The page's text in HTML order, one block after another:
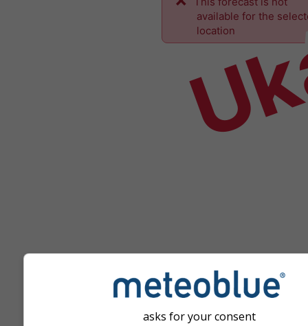
available for the
location
Nápověda
asks for your consent